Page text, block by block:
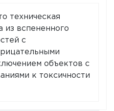
техническая
из вспененного
с
объектов с
к токсичности